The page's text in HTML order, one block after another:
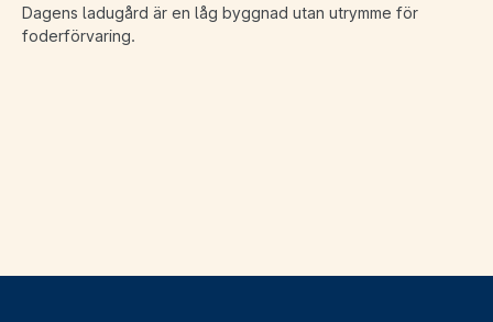
Dagens ladugård är en låg byggnad utan utrymme för
foderförvaring.